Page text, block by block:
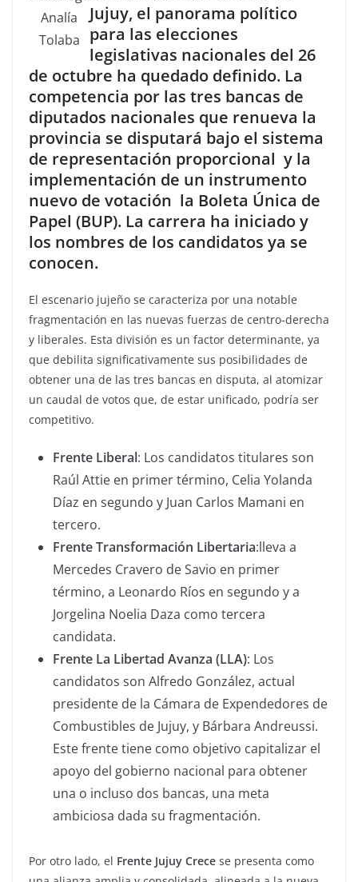
Analía
Tolaba
Jujuy, el panorama político
para las elecciones
legislativas nacionales del 26
de octubre ha quedado definido. La
competencia por las tres bancas de
diputados nacionales que renueva la
provincia se disputará bajo el sistema
de representación proporcional y la
implementación de un instrumento
nuevo de votación la Boleta Única de
Papel (BUP). La carrera ha iniciado y
los nombres de los candidatos ya se
conocen.
El escenario jujeño se caracteriza por una notable
fragmentación en las nuevas fuerzas de centro-derecha
y liberales. Esta división es un factor determinante, ya
que debilita significativamente sus posibilidades de
obtener una de las tres bancas en disputa, al atomizar
un caudal de votos que, de estar unificado, podría ser
competitivo.
Frente Liberal: Los candidatos titulares son
Raúl Attie en primer término, Celia Yolanda
Díaz en segundo y Juan Carlos Mamani en
tercero.
Frente Transformación Libertaria:lleva a
Mercedes Cravero de Savio en primer
término, a Leonardo Ríos en segundo y a
Jorgelina Noelia Daza como tercera
candidata.
Frente La Libertad Avanza (LLA): Los
candidatos son Alfredo González, actual
presidente de la Cámara de Expendedores de
Combustibles de Jujuy, y Bárbara Andreussi.
Este frente tiene como objetivo capitalizar el
apoyo del gobierno nacional para obtener
una o incluso dos bancas, una meta
ambiciosa dada su fragmentación.
Por otro lado, el Frente Jujuy Crece se presenta como